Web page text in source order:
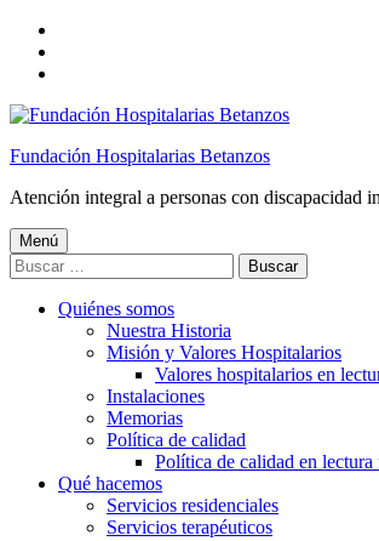
principal
principal
pie
página
Fundación Hospitalarias Betanzos
Atención integral a personas con discapacidad
Menú
Buscar:
Quiénes somos
Nuestra Historia
Misión y Valores Hospitalarios
Valores hospitalarios en
Instalaciones
Memorias
Política de calidad
Política de calidad en lectura
Qué hacemos
Servicios residenciales
Servicios terapéuticos